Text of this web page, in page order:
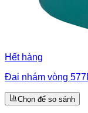
Hết hàng
Đai nhám vòng
Chọn để so sánh